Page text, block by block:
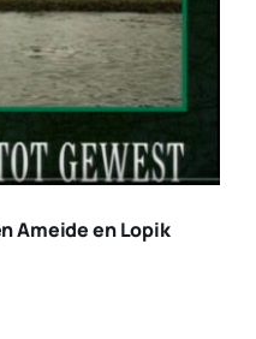
Ameide en Lopik